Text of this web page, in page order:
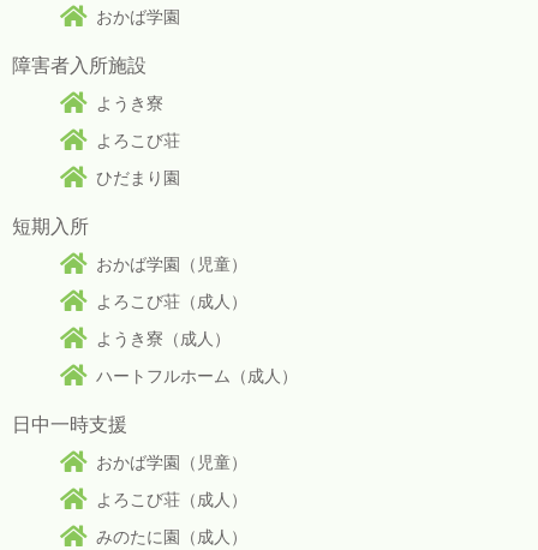
おかば学園
障害者入所施設
ようき寮
よろこび荘
ひだまり園
短期入所
おかば学園（児童）
よろこび荘（成人）
ようき寮（成人）
ハートフルホーム（成人）
日中一時支援
おかば学園（児童）
よろこび荘（成人）
みのたに園（成人）